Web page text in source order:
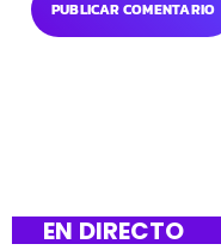
EN DIRECTO